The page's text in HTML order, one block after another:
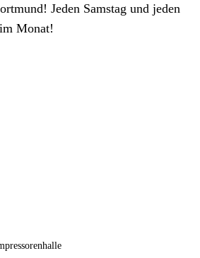
Jeden Samstag und jeden
Monat!